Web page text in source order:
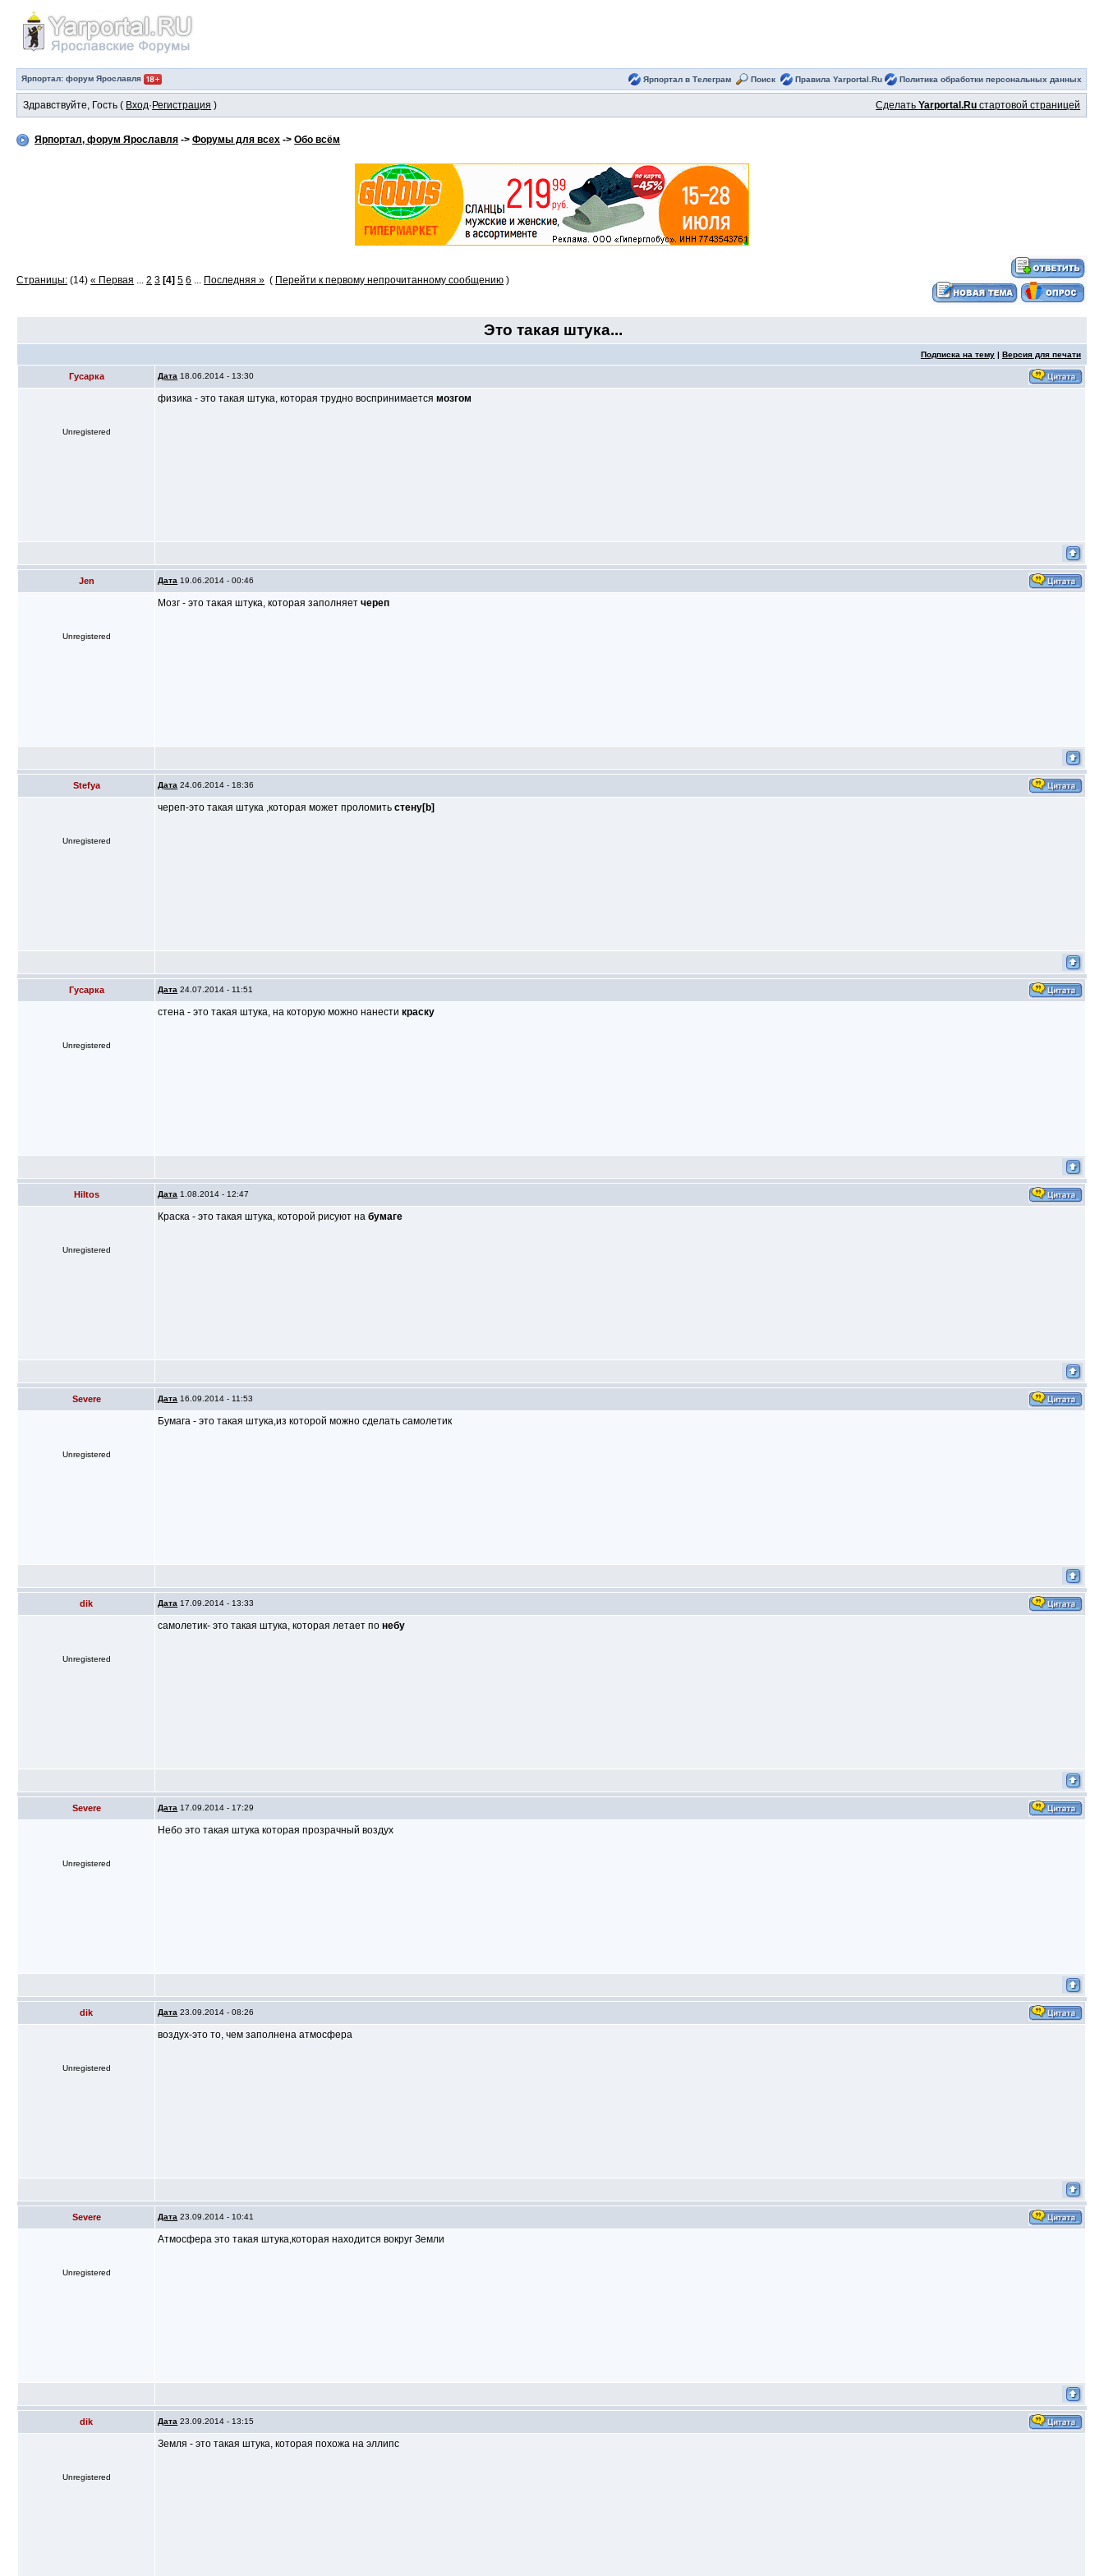
Ярпортал: форум Ярославля Ярпортал в Телеграм Поиск Правила Yarportal.Ru Политика обработки персональных данных
Здравствуйте, Гость ( Вход· Регистрация ) СделатьYarportal.Ru стартовой страницей
Ярпортал, форум Ярославля ->Форумы для всех ->Обо всём
Страницы: (14)« Первая ...2 3 [4] 5 6 ... Последняя » ( Перейти к первому непрочитанному сообщению )
Это такая штука...
Подписка на тему| Версия для печати
Гусарка Дата 18.06.2014 - 13:30
Unregistered
физика - это такая штука, которая трудно воспринимаетсямозгом
Jen Дата 19.06.2014 - 00:46
Unregistered
Мозг - это такая штука, которая заполняетчереп
Stefya Дата 24.06.2014 - 18:36
Unregistered
череп-это такая штука ,которая может проломитьстену[b]
Гусарка Дата 24.07.2014 - 11:51
Unregistered
стена - это такая штука, на которую можно нанестикраску
Hiltos Дата 1.08.2014 - 12:47
Unregistered
Краска - это такая штука, которой рисуют набумаге
Severe Дата 16.09.2014 - 11:53
Unregistered
Бумага - это такая штука,из которой можно сделать самолетик
dik Дата 17.09.2014 - 13:33
Unregistered
самолетик- это такая штука, которая летает понебу
Severe Дата 17.09.2014 - 17:29
Unregistered
Небо это такая штука которая прозрачный воздух
dik Дата 23.09.2014 - 08:26
Unregistered
воздух-это то, чем заполнена атмосфера
Severe Дата 23.09.2014 - 10:41
Unregistered
Атмосфера это такая штука,которая находится вокруг Земли
dik Дата 23.09.2014 - 13:15
Unregistered
Земля - это такая штука, которая похожа на эллипс